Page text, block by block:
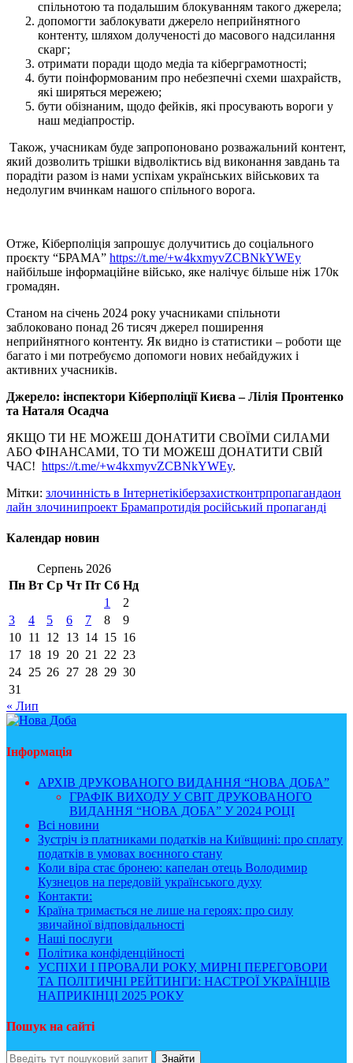
спільнотою та подальшим блокуванням такого джерела;
допомогти заблокувати джерело неприйнятного
контенту, шляхом долученості до масового надсилання
скарг;
отримати поради щодо медіа та кіберграмотності;
бути поінформованим про небезпечні схеми шахрайств,
які ширяться мережею;
бути обізнаним, щодо фейків, які просувають вороги у
наш медіапростір.
Також, учасникам буде запропоновано розважальний контент,
який дозволить трішки відволіктись від виконання завдань та
порадіти разом із нами успіхам українських військових та
недолугим вчинкам нашого спільного ворога.
Отже, Кіберполіція запрошує долучитись до соціального
проєкту “БРАМА” https://t.me/+w4kxmyvZCBNkYWEy
найбільше інформаційне військо, яке налічує більше ніж 170к
громадян.
Станом на січень 2024 року учасниками спільноти
заблоковано понад 26 тисяч джерел поширення
неприйнятного контенту. Як видно із статистики – роботи ще
багато і ми потребуємо допомоги нових небайдужих і
активних учасників.
Джерело: інспектори Кіберполіції Києва – Лілія Пронтенко
та Наталя Осадча
ЯКЩО ТИ НЕ МОЖЕШ ДОНАТИТИ СВОЇМИ СИЛАМИ
АБО ФІНАНСАМИ, ТО ТИ МОЖЕШ ДОНАТИТИ СВІЙ
ЧАС! https://t.me/+w4kxmyvZCBNkYWEy.
Мітки: злочинність в Інтернетікіберзахистконтрпропагандаон
лайн злочинипроект Брамапротидія російський пропаганді
Календар новин
Серпень 2026
Пн Вт Ср Чт Пт Сб Нд
1
2
3
4 5 6 7 8
9
10 11 12 13 14 15 16
17 18 19 20 21 22 23
24 25 26 27 28 29 30
31
« Лип
Інформація
АРХІВ ДРУКОВАНОГО ВИДАННЯ “НОВА ДОБА”
ГРАФІК ВИХОДУ У СВІТ ДРУКОВАНОГО
ВИДАННЯ “НОВА ДОБА” У 2024 РОЦІ
Всі новини
Зустріч із платниками податків на Київщині: про сплату
податків в умовах воєнного стану
Коли віра стає бронею: капелан отець Володимир
Кузнецов на передовій українського духу
Контакти:
Країна тримається не лише на героях: про силу
звичайної відповідальності
Наші послуги
Політика конфіденційності
УСПІХИ І ПРОВАЛИ РОКУ, МИРНІ ПЕРЕГОВОРИ
ТА ПОЛІТИЧНІ РЕЙТИНГИ: НАСТРОЇ УКРАЇНЦІВ
НАПРИКІНЦІ 2025 РОКУ
Пошук на сайті